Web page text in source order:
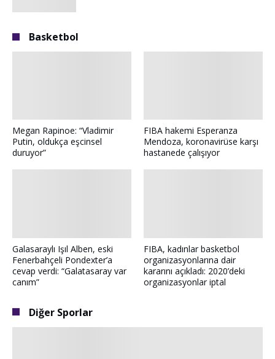
Basketbol
Megan Rapinoe: “Vladimir
Putin, oldukça eşcinsel
duruyor”
FIBA hakemi Esperanza
Mendoza, koronavirüse karşı
hastanede çalışıyor
Galasaraylı Işıl Alben, eski
Fenerbahçeli Pondexter’a
cevap verdi: “Galatasaray var
canım”
FIBA, kadınlar basketbol
organizasyonlarına dair
kararını açıkladı: 2020’deki
organizasyonlar iptal
Diğer Sporlar